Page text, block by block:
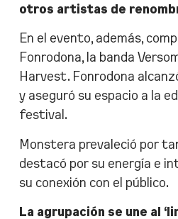
otros artistas de
En el evento, además,
Fonrodona, la banda
Harvest. Fonrodona
y aseguró su espacio a la
festival.
Monstera prevaleció por
destacó por su energía e
su conexión con el público.
La agrupación se une al